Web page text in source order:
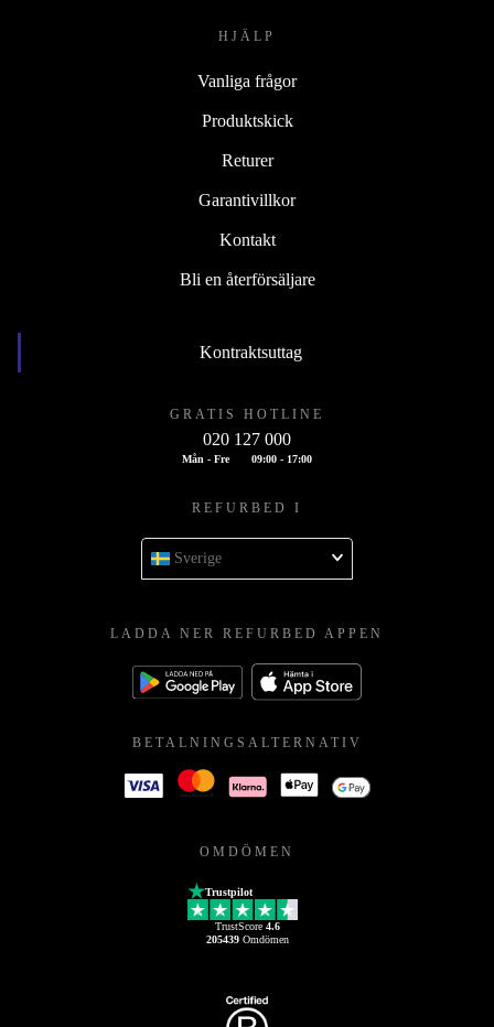
HJÄLP
Vanliga frågor
Produktskick
Returer
Garantivillkor
Kontakt
Bli en återförsäljare
Kontraktsuttag
GRATIS HOTLINE
020 127 000
Mån - Fre 09:00 - 17:00
REFURBED I
Sverige
LADDA NER REFURBED APPEN
BETALNINGSALTERNATIV
OMDÖMEN
Trustpilot
TrustScore 4.6
205439Omdömen